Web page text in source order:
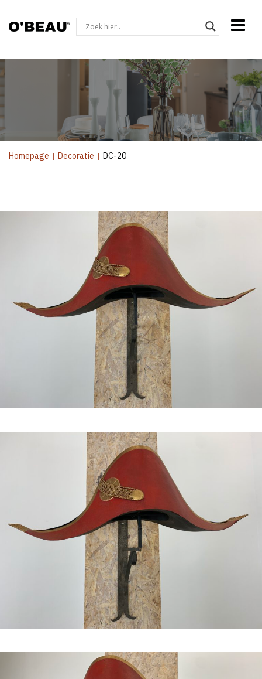
Homepage | Decoratie | DC-20